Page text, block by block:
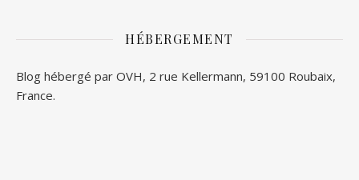
HÉBERGEMENT
Blog hébergé par OVH, 2 rue Kellermann, 59100 Roubaix,
France.